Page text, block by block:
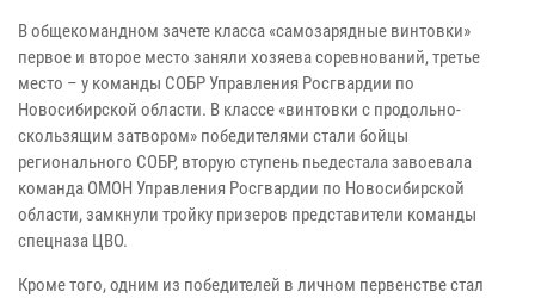
В общекомандном зачете класса «самозарядные винтовки»
первое и второе место заняли хозяева соревнований, третье
место – у команды СОБР Управления Росгвардии по
Новосибирской области. В классе «винтовки с продольно-
скользящим затвором» победителями стали бойцы
регионального СОБР, вторую ступень пьедестала завоевала
команда ОМОН Управления Росгвардии по Новосибирской
области, замкнули тройку призеров представители команды
спецназа ЦВО.
Кроме того, одним из победителей в личном первенстве стал